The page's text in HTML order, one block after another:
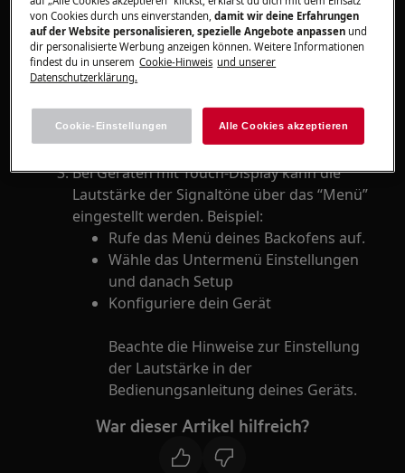
Lösung
Die Lautstärke der Signaltöne kann nur
verändert werden, wenn es in der
Bedienungsanleitung beschrieben ist.
Bei Backöfen/Herden mit Elektronikuhr
ohne Touch-Display lässt sich die
Lautstärke der Signaltöne nicht ändern.
Bei Geräten mit Touch-Display kann die
Lautstärke der Signaltöne über das “Menü”
eingestellt werden. Beispiel:
Rufe das Menü deines Backofens auf.
Wähle das Untermenü Einstellungen
und danach Setup
Konfiguriere dein Gerät
Beachte die Hinweise zur Einstellung
der Lautstärke in der
Bedienungsanleitung deines Geräts.
War dieser Artikel hilfreich?
von Cookies durch uns einverstanden,damit wir deine Erfahrungen
auf der Website personalisieren, spezielle Angebote anpassen und
dir personalisierte Werbung anzeigen können. Weitere Informationen
findest du in unserem Cookie-Hinweis und unserer
Datenschutzerklärung.
Cookie-Einstellungen Alle Cookies akzeptieren